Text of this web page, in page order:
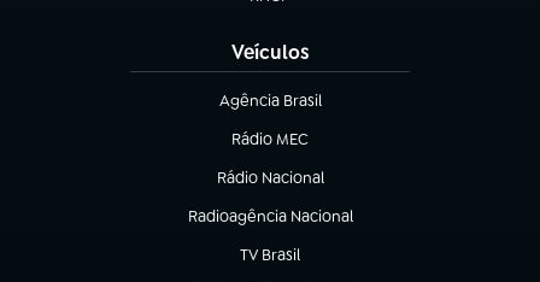
Veículos
Agência Brasil
(abre em nova aba)
Rádio MEC
Rádio Nacional
(abre em nova aba)
Radioagência Nacional
(abre em nova aba)
TV Brasil
(abre em nova aba)